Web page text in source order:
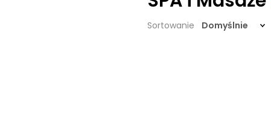
Sortowanie Domyślnie